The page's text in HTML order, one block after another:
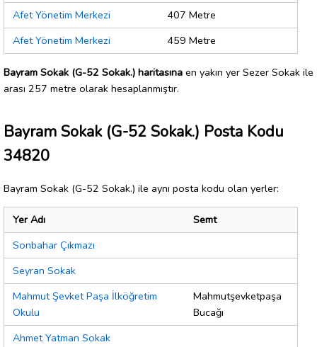
Afet Yönetim Merkezi
407 Metre
Afet Yönetim Merkezi
459 Metre
Bayram Sokak (G-52 Sokak.) haritasına en yakın yer Sezer Sokak ile
arası 257 metre olarak hesaplanmıştır.
Bayram Sokak (G-52 Sokak.) Posta Kodu
34820
Bayram Sokak (G-52 Sokak.) ile aynı posta kodu olan yerler:
Yer Adı
Semt
Sonbahar Çıkmazı
Seyran Sokak
Mahmut Şevket Paşa İlköğretim
Okulu
Mahmutşevketpaşa
Bucağı
Ahmet Yatman Sokak